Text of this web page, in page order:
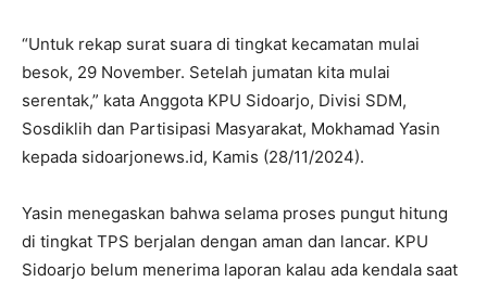
“Untuk rekap surat suara di tingkat kecamatan mulai
besok, 29 November. Setelah jumatan kita mulai
serentak,” kata Anggota KPU Sidoarjo, Divisi SDM,
Sosdiklih dan Partisipasi Masyarakat, Mokhamad Yasin
kepada sidoarjonews.id, Kamis (28/11/2024).
Yasin menegaskan bahwa selama proses pungut hitung
di tingkat TPS berjalan dengan aman dan lancar. KPU
Sidoarjo belum menerima laporan kalau ada kendala saat